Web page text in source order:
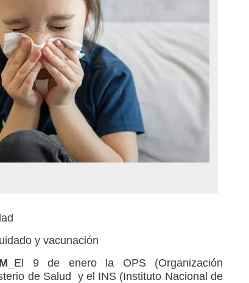
y vacunación
El 9 de enero la OPS (Organización
de Salud y el INS (Instituto Nacional de